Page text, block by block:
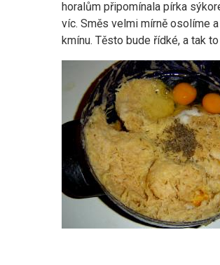
horalům připomínala pírka
víc. Směs velmi mírně osolíme
kmínu. Těsto bude řídké, a tak